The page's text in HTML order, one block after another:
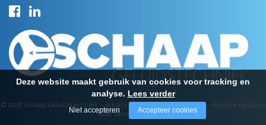
© 2026 Schaap Geluidstechniek - privacy - algemene voorwaarden- Website realisatie
door Vanderperk Groep
Deze website maakt gebruik van cookies voor tracking en
analyse. Lees verder
Niet accepteren Accepteer cookies